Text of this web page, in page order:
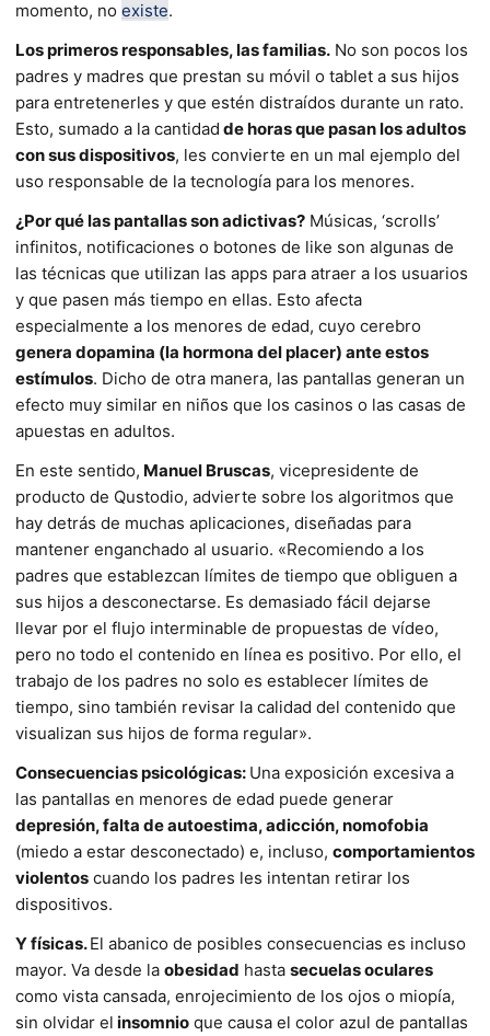
momento, no existe.
Los primeros responsables, las familias. No son pocos los
padres y madres que prestan su móvil o tablet a sus hijos
para entretenerles y que estén distraídos durante un rato.
Esto, sumado a la cantidad de horas que pasan los adultos
con sus dispositivos, les convierte en un mal ejemplo del
uso responsable de la tecnología para los menores.
¿Por qué las pantallas son adictivas? Músicas, ‘scrolls’
infinitos, notificaciones o botones de like son algunas de
las técnicas que utilizan las apps para atraer a los usuarios
y que pasen más tiempo en ellas. Esto afecta
especialmente a los menores de edad, cuyo cerebro
genera dopamina (la hormona del placer) ante estos
estímulos. Dicho de otra manera, las pantallas generan un
efecto muy similar en niños que los casinos o las casas de
apuestas en adultos.
En este sentido, Manuel Bruscas, vicepresidente de
producto de Qustodio, advierte sobre los algoritmos que
hay detrás de muchas aplicaciones, diseñadas para
mantener enganchado al usuario. «Recomiendo a los
padres que establezcan límites de tiempo que obliguen a
sus hijos a desconectarse. Es demasiado fácil dejarse
llevar por el flujo interminable de propuestas de vídeo,
pero no todo el contenido en línea es positivo. Por ello, el
trabajo de los padres no solo es establecer límites de
tiempo, sino también revisar la calidad del contenido que
visualizan sus hijos de forma regular».
Consecuencias psicológicas: Una exposición excesiva a
las pantallas en menores de edad puede generar
depresión, falta de autoestima, adicción, nomofobia
(miedo a estar desconectado) e, incluso, comportamientos
violentos cuando los padres les intentan retirar los
dispositivos.
Y físicas.El abanico de posibles consecuencias es incluso
mayor. Va desde la obesidad hasta secuelas oculares
como vista cansada, enrojecimiento de los ojos o miopía,
sin olvidar el insomnio que causa el color azul de pantallas